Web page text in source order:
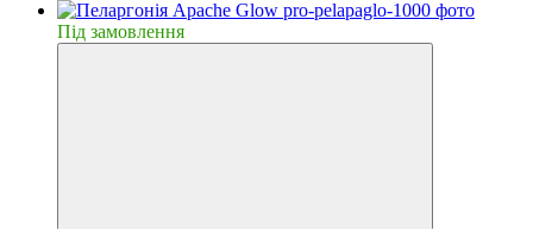
Пiд замовлення